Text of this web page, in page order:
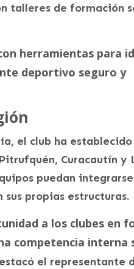
talleres de formación
herramientas para
deportivo seguro y
el club ha establecido
Curacautín y
puedan integrarse
propias estructuras.
a los clubes en
competencia interna
el representante